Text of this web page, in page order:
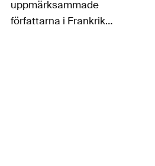
uppmärksammade
författarna i Frankrike,